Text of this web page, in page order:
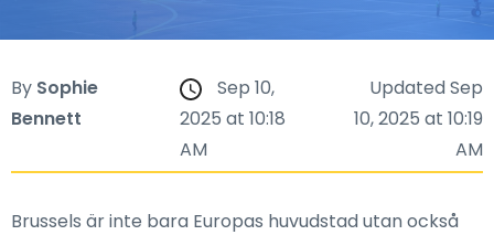
By Sophie
Bennett
Sep 10,
2025 at 10:18
AM
Updated Sep
10, 2025 at 10:19
AM
Brussels är inte bara Europas huvudstad utan också